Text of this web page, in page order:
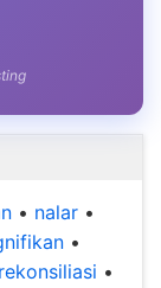
• nalar •
•
rekonsiliasi •